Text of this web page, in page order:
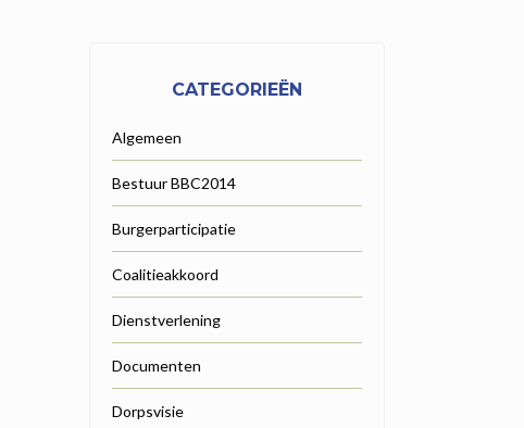
CATEGORIEËN
Algemeen
Bestuur BBC2014
Burgerparticipatie
Coalitieakkoord
Dienstverlening
Documenten
Dorpsvisie